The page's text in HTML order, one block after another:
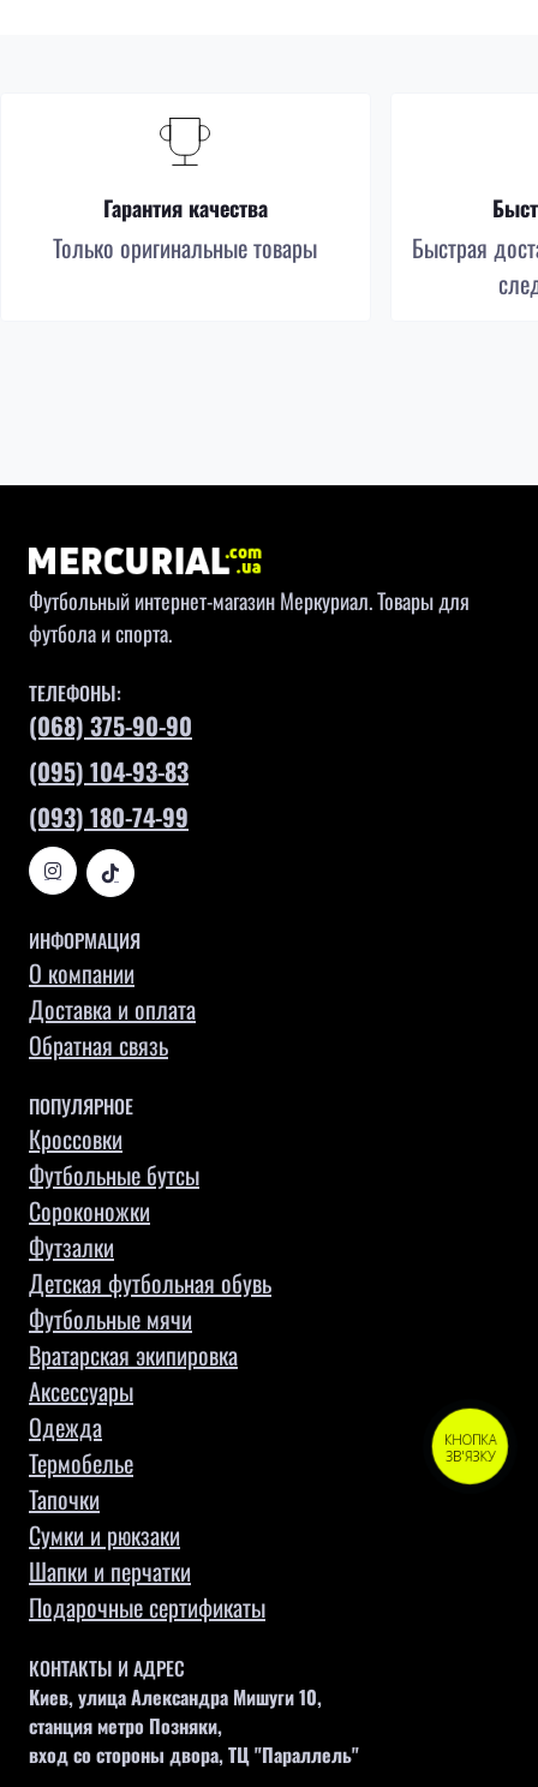
Гарантия качества
Только оригинальные товары
Быстрая
Футбольный интернет-магазин Меркуриал. Товары для
футбола и спорта.
ТЕЛЕФОНЫ:
(068) 375-90-90
(095) 104-93-83
(093) 180-74-99
ИНФОРМАЦИЯ
О компании
Доставка и оплата
Обратная связь
ПОПУЛЯРНОЕ
Кроссовки
Футбольные бутсы
Сороконожки
Футзалки
Детская футбольная обувь
Футбольные мячи
Вратарская экипировка
Аксессуары
Одежда
Термобелье
Тапочки
Сумки и рюкзаки
Шапки и перчатки
Подарочные сертификаты
КОНТАКТЫ И АДРЕС
Киев, улица Александра Мишуги 10,
станция метро Позняки,
вход со стороны двора, ТЦ "Параллель"
КНОПКА
ЗВ'ЯЗКУ